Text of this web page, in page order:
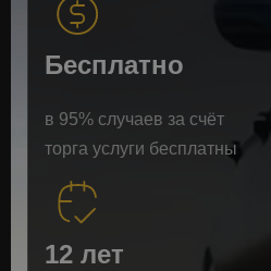
Бесплатно
в 95% случаев за счёт
торга услуги бесплатны
12 лет